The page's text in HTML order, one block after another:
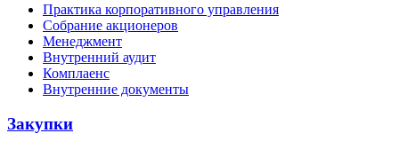
Практика корпоративного управления
Собрание акционеров
Менеджмент
Внутренний аудит
Комплаенс
Внутренние документы
Закупки